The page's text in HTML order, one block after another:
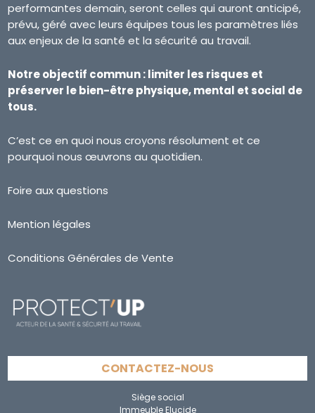
performantes demain, seront celles qui auront anticipé,
prévu, géré avec leurs équipes tous les paramètres liés
aux enjeux de la santé et la sécurité au travail.
Notre objectif commun : limiter les risques et
préserver le bien-être physique, mental et social de
tous.
C’est ce en quoi nous croyons résolument et ce
pourquoi nous œuvrons au quotidien.
Foire aux questions
Mention légales
Conditions Générales de Vente
CONTACTEZ-NOUS
Siège social
Immeuble Elucide